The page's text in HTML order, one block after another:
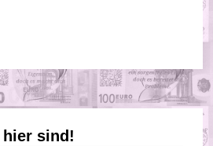
hier sind!